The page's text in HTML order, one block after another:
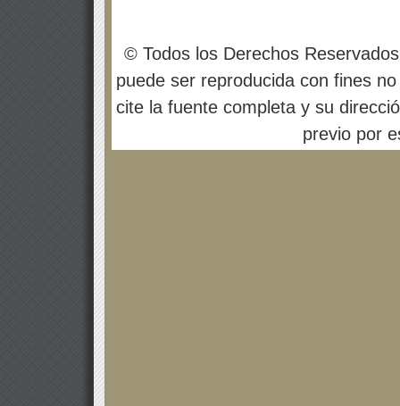
© Todos los Derechos
puede ser reproducida con fines
cite la fuente completa y su
previo por